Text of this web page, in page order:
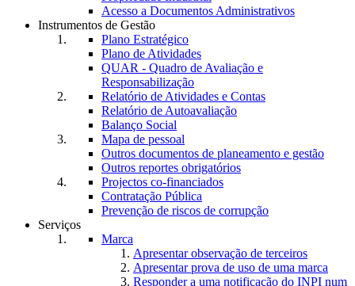
Acesso a Documentos Administrativos
Instrumentos de Gestão
Plano Estratégico
Plano de Atividades
QUAR - Quadro de Avaliação e
Responsabilização
Relatório de Atividades e Contas
Relatório de Autoavaliação
Balanço Social
Mapa de pessoal
Outros documentos de planeamento e gestão
Outros reportes obrigatórios
Projectos co-financiados
Contratação Pública
Prevenção de riscos de corrupção
Serviços
Marca
Apresentar observação de terceiros
Apresentar prova de uso de uma marca
Responder a uma notificação do INPI num